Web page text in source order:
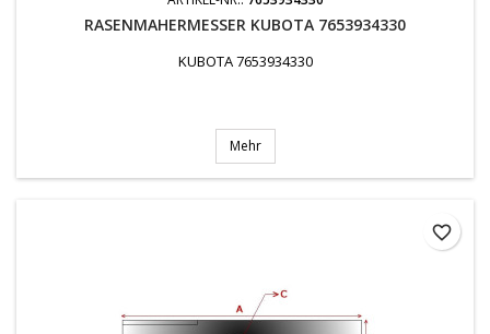
RASENMAHERMESSER KUBOTA 7653934330
KUBOTA 7653934330
Mehr
favorite_border